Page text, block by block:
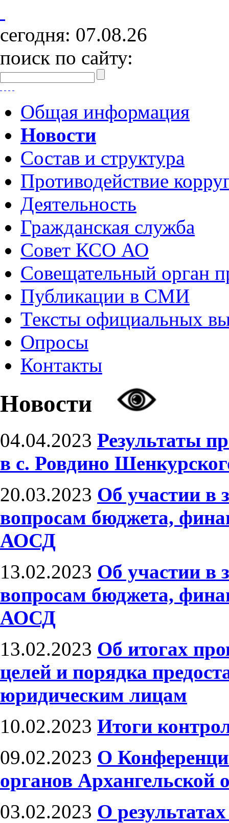
сегодня: 07.08.26
поиск по сайту:
Общая информация
Новости
Состав и структура
Противодействие
Деятельность
Гражданская служба
Совет КСО АО
Совещательный орган
Публикации в СМИ
Тексты официальных
Опросы
Контакты
Новости
04.04.2023 Результаты
в с. Ровдино
20.03.2023 Об участии в
вопросам бюджета,
АОСД
13.02.2023 Об участии в
вопросам бюджета,
АОСД
13.02.2023 Об итогах
целей и порядка
юридическим лицам
10.02.2023 Итоги
09.02.2023 О
органов Архангельской
03.02.2023 О